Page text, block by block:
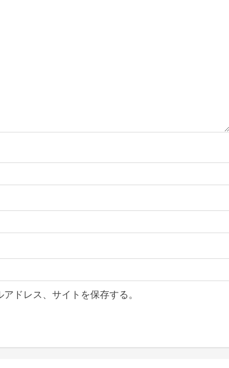
ドレス、サイトを保存する。